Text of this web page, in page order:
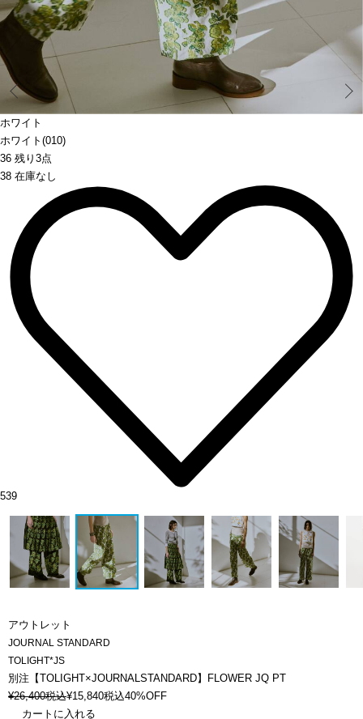
ホワイト
ホワイト(010)
36 残り3点
38 在庫なし
Prev
539
アウトレット
JOURNAL STANDARD
TOLIGHT*JS
別注【TOLIGHT×JOURNALSTANDARD】FLOWER JQ PT
¥26,400税込¥15,840税込40%OFF
カートに入れる